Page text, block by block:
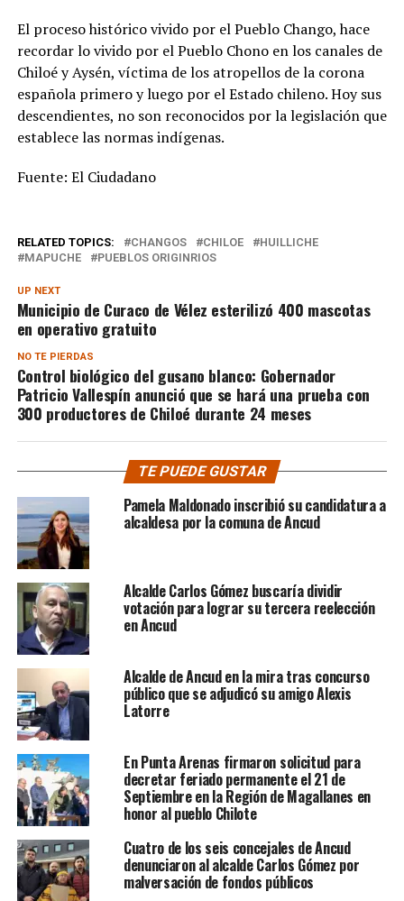
El proceso histórico vivido por el Pueblo Chango, hace
recordar lo vivido por el Pueblo Chono en los canales de
Chiloé y Aysén, víctima de los atropellos de la corona
española primero y luego por el Estado chileno. Hoy sus
descendientes, no son reconocidos por la legislación que
establece las normas indígenas.
Fuente: El Ciudadano
RELATED TOPICS: CHANGOS CHILOE
HUILLICHE
MAPUCHE
PUEBLOS ORIGINRIOS
UP NEXT
Municipio de Curaco de Vélez esterilizó 400 mascotas
en operativo gratuito
NO TE PIERDAS
Control biológico del gusano blanco: Gobernador
Patricio Vallespín anunció que se hará una prueba con
300 productores de Chiloé durante 24 meses
TE PUEDE GUSTAR
Pamela Maldonado inscribió su candidatura a
alcaldesa por la comuna de Ancud
Alcalde Carlos Gómez buscaría dividir
votación para lograr su tercera reelección
en Ancud
Alcalde de Ancud en la mira tras concurso
público que se adjudicó su amigo Alexis
Latorre
En Punta Arenas firmaron solicitud para
decretar feriado permanente el 21 de
Septiembre en la Región de Magallanes en
honor al pueblo Chilote
Cuatro de los seis concejales de Ancud
denunciaron al alcalde Carlos Gómez por
malversación de fondos públicos